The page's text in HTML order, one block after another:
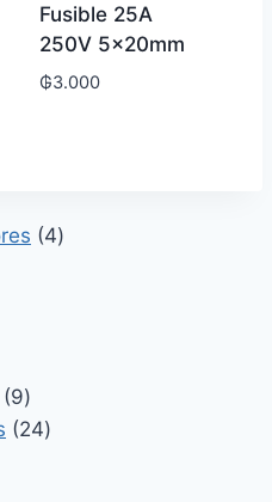
Fusible 25A
250V 5x20mm
₲3.000
44
99
productos
2424